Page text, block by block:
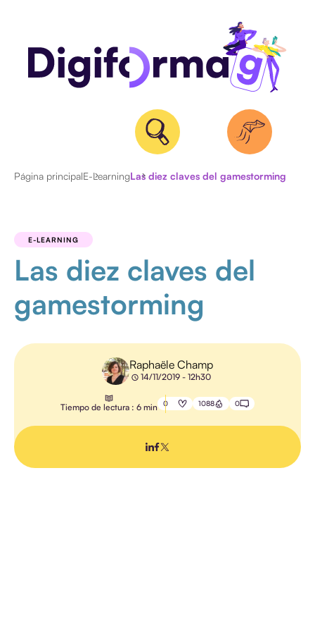
ENTREVISTAS
GESTIÓN DE
FORMACIÓN
COMUNICACIÓN
PEDAGOGÍA
FORMACIÓN
PROFESIONAL
Página principalE-LearningLas diez claves del gamestorming
E-LEARNING
Las diez claves del
gamestorming
Raphaële Champ
14/11/2019 - 12h30
Tiempo de lectura : 6 min 0 1088 0